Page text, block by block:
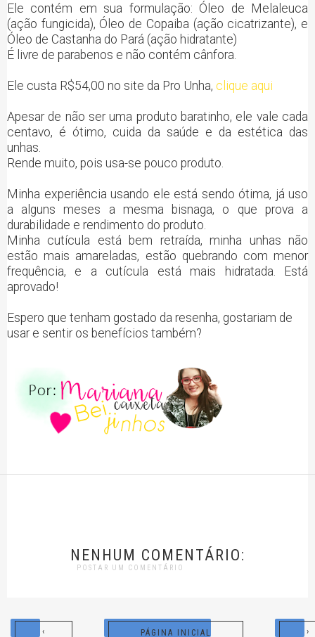
Ele contém em sua formulação: Óleo de Melaleuca
(ação fungicida), Óleo de Copaiba (ação cicatrizante), e
Óleo de Castanha do Pará (ação hidratante)
É livre de parabenos e não contém cânfora.
Ele custa R$54,00 no site da Pro Unha, clique aqui
Apesar de não ser uma produto baratinho, ele vale cada
centavo, é ótimo, cuida da saúde e da estética das
unhas.
Rende muito, pois usa-se pouco produto.
Minha experiência usando ele está sendo ótima, já uso
a alguns meses a mesma bisnaga, o que prova a
durabilidade e rendimento do produto.
Minha cutícula está bem retraída, minha unhas não
estão mais amareladas, estão quebrando com menor
frequência, e a cutícula está mais hidratada. Está
aprovado!
Espero que tenham gostado da resenha, gostariam de
usar e sentir os benefícios também?
NENHUM COMENTÁRIO:
POSTAR UM COMENTÁRIO
‹ ›
PÁGINA INICIAL